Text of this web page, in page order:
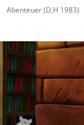
Abenteuer(D,H 1983)